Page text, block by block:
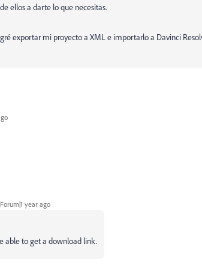
ellos a darte lo que necesitas.
exportar mi proyecto a XML e importarlo a Davinci
year ago
able to get a download link.